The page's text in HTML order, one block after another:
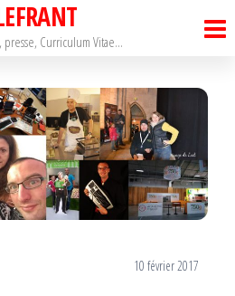
presse, Curriculum Vitae…
10 février 2017